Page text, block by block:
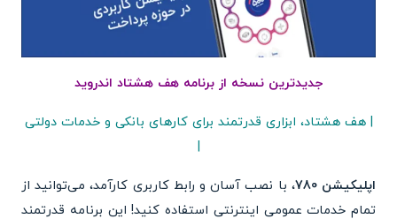
جدیدترین نسخه از برنامه هف هشتاد اندروید
| هف هشتاد، ابزاری قدرتمند برای کارهای بانکی و خدمات دولتی
|
اپلیکیشن 780
، با نصب آسان و رابط کاربری کارآمد، می‌توانید از
تمام خدمات عمومی اینترنتی استفاده کنید! این برنامه قدرتمند